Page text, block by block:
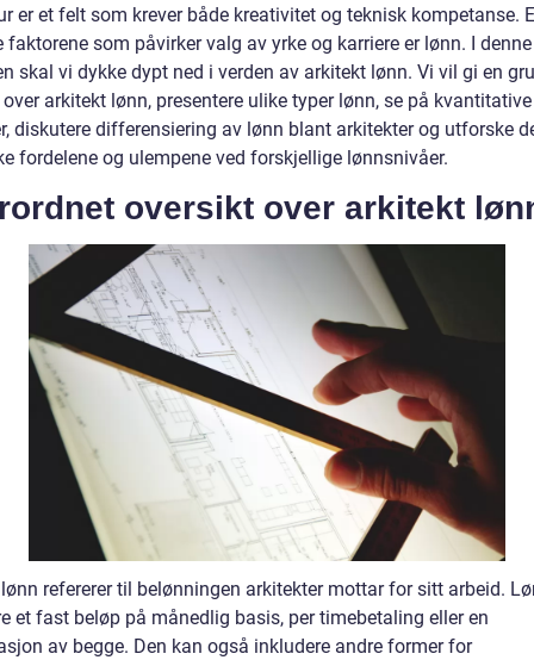
er et felt som krever både kreativitet og teknisk kompetanse.
faktorene som påvirker valg av yrke og karriere er lønn. I denne
skal vi dykke dypt ned i verden av arkitekt lønn. Vi vil gi en
arkitekt lønn, presentere ulike typer lønn, se på kvantitative
diskutere differensiering av lønn blant arkitekter og utforske
fordelene og ulempene ved forskjellige lønnsnivåer.
oversikt over arkitekt
refererer til belønningen arkitekter mottar for sitt arbeid.
et fast beløp på månedlig basis, per timebetaling eller en
av begge. Den kan også inkludere andre former for